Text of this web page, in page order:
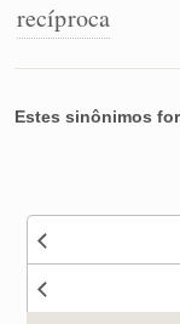
Cata-letras
recíproca
Estes sinônimos
Nenhum dos